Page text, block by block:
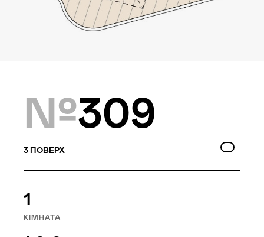
Київ, Оболонський р-н
Комплекс складається з
9 поверхів, а також трьох
таунхаусів по 3 поверхи.
як частина природного
№309
3 ПОВЕРХ
1
КІМНАТА